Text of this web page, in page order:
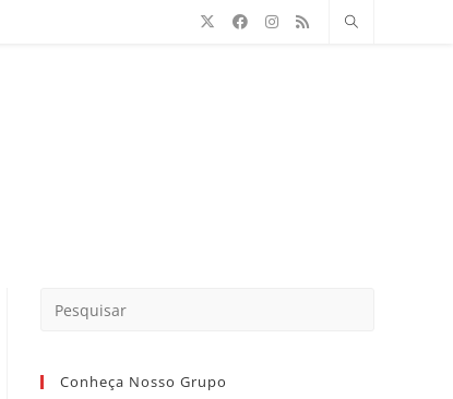
Conheça Nosso Grupo